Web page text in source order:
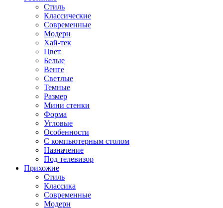
Стиль
Классические
Современные
Модерн
Хай-тек
Цвет
Белые
Венге
Светлые
Темные
Размер
Мини стенки
Форма
Угловые
Особенности
С компьютерным столом
Назначение
Под телевизор
Прихожие
Стиль
Классика
Современные
Модерн